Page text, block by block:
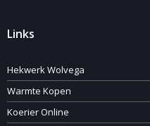
Links
Hekwerk Wolvega
Warmte Kopen
Koerier Online